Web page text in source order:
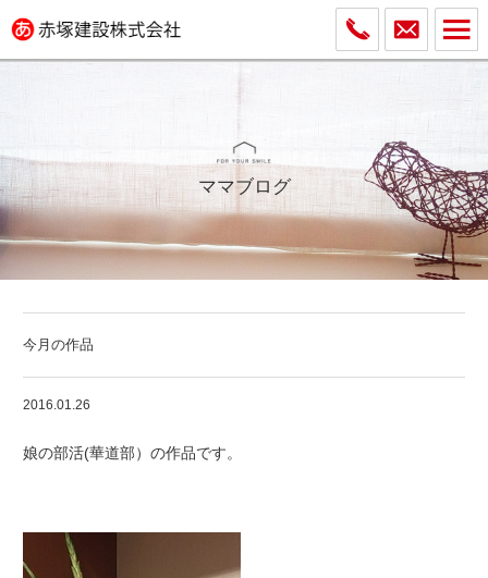
ママブログ
今月の作品
2016.01.26
娘の部活(華道部）の作品です。